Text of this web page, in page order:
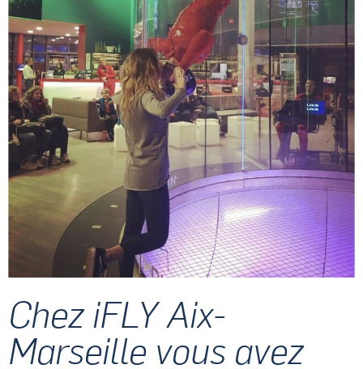
Chez iFLY Aix-
Marseille vous avez